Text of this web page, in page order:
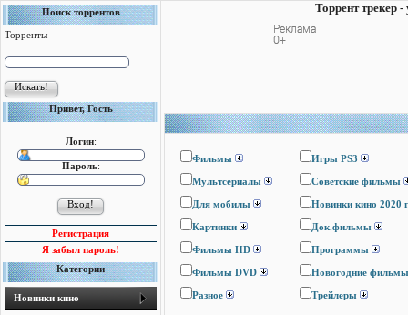
Поиск торрентов
Торренты
Привет, Гость
Логин:
Пароль:
Регистрация
Я забыл пароль!
Категории
Новинки кино
Торрент трекер
Фильмы Игры PS3
Мультсериалы Cоветские фильмы
Для мобилы Новинки кино 2020
Картинки Док.фильмы
Фильмы HD Программы
Фильмы DVD Новогодние фильмы
Разное Трейлеры